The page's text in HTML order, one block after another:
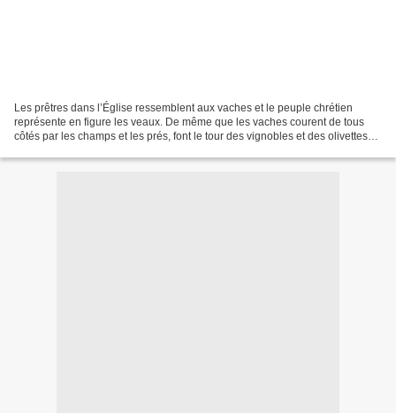
Les prêtres dans l’Église ressemblent aux vaches et le peuple chrétien
représente en figure les veaux. De même que les vaches courent de tous
côtés par les champs et les prés, font le tour des vignobles et des olivettes